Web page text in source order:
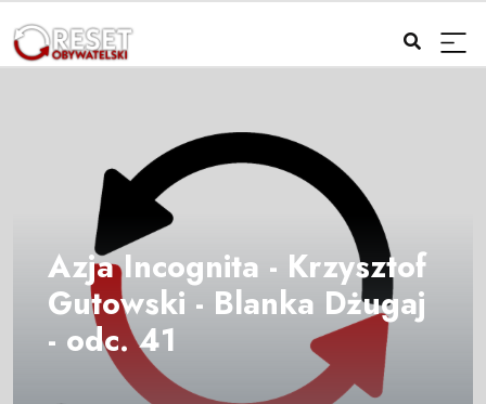
Azja Incognita - Krzysztof
Gutowski - Blanka Dżugaj
- odc. 41